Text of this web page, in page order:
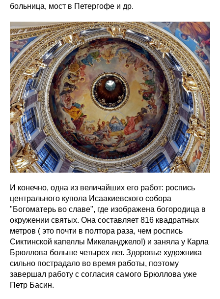
больница, мост в Петергофе и др.
И конечно, одна из величайших его работ: роспись
центрального купола Исаакиевского собора
"Богоматерь во славе", где изображена богородица в
окружении святых. Она составляет 816 квадратных
метров ( это почти в полтора раза, чем роспись
Сиктинской капеллы Микеланджело!) и заняла у Карла
Брюллова больше четырех лет. Здоровье художника
сильно пострадало во время работы, поэтому
завершал работу с согласия самого Брюллова уже
Петр Басин.